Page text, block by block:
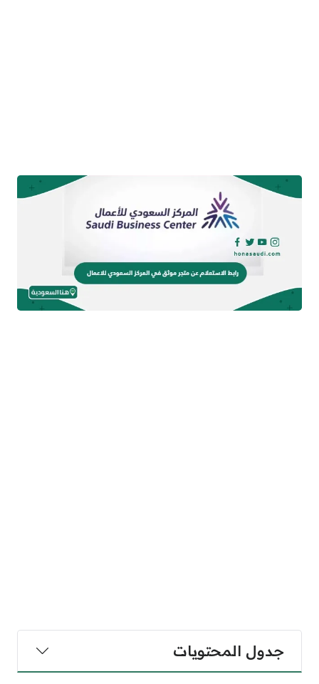
جدول المحتويات